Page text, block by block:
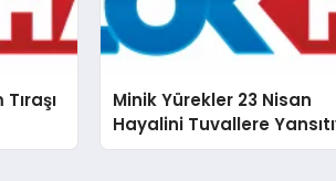
Minik Yürekler 23 Nisan
Hayalini Tuvallere